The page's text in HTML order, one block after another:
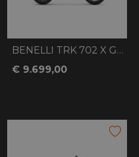
BENELLI TRK 702 X GREY
€ 9.699,00